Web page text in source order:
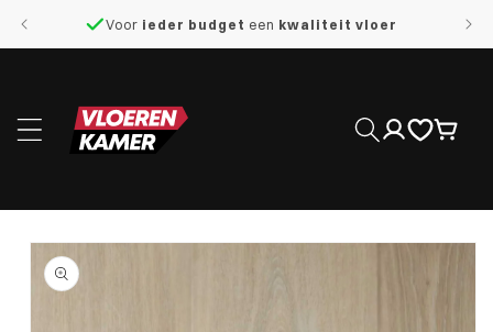
naar de
Voor ieder budget een kwaliteit vloer
Inloggen
direct naar